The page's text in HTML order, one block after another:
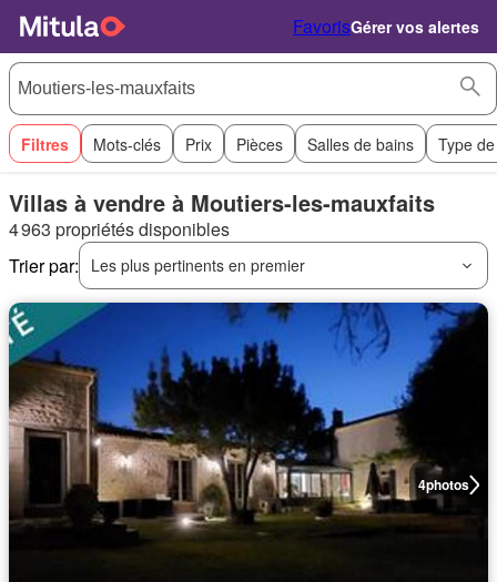
FavorisGérer vos alertes
Filtres Mots-clés Prix Pièces Salles de bains Type
Villas à vendre à Moutiers-les-mauxfaits
4 963 propriétés disponibles
Trier par:
Les plus pertinents en premier
4photos